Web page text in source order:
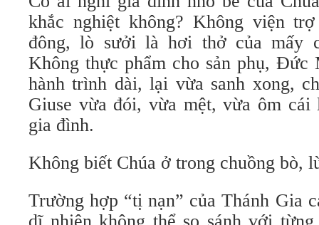
khắc nghiệt không? Không viện
đông, lò sưởi là hơi thở của mấy
Không thực phẩm cho sản phụ, Đức
hành trình dài, lại vừa sanh xong,
Giuse vừa đói, vừa mệt, vừa ôm
gia đình.
Không biết Chúa ở trong chuồng bò,
Trường hợp “tị nạn” của Thánh Gia